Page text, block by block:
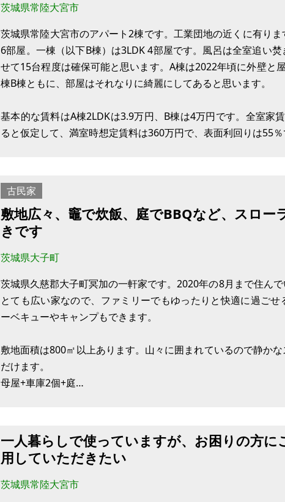
茨城県常陸大宮市
茨城県常陸大宮市のアパート2棟です。工業団地の近くに有り
6部屋。一棟（以下B棟）は3LDK 4部屋です。風呂は全室追い
せて15台程度は確保可能と思います。A棟は2022年頃に外壁と
棟B棟ともに、部屋はそれなりに綺麗にしてあると思います。
基本的な賃料はA棟2LDKは3.9万円、B棟は4万円です。全室家
ると仮定して、満室時想定賃料は360万円で、表面利回りは55
古民家
敷地広々、竈で炊飯、庭でBBQなど、スロー
きです
茨城県大子町
茨城県久慈郡大子町冥加の一軒家です。2020年の8月まで住んで
とても広い家なので、ファミリーでもゆったりと快適に過ご
ーベキューやキャンプもできます。
敷地面積は800㎡以上あります。山々に囲まれているので静か
だけます。
母屋+車庫2個+庭
近くのホームセンターまで車
車で12分(カインズホーム)
近くのコンビニまで車で12分(セブンイレブン)
一人暮らしで使っていますが、お困りの方に
用していただきたい
茨城県常陸大宮市